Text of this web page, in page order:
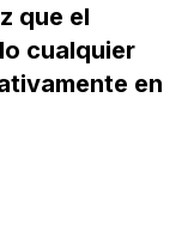
que el
cualquier
en